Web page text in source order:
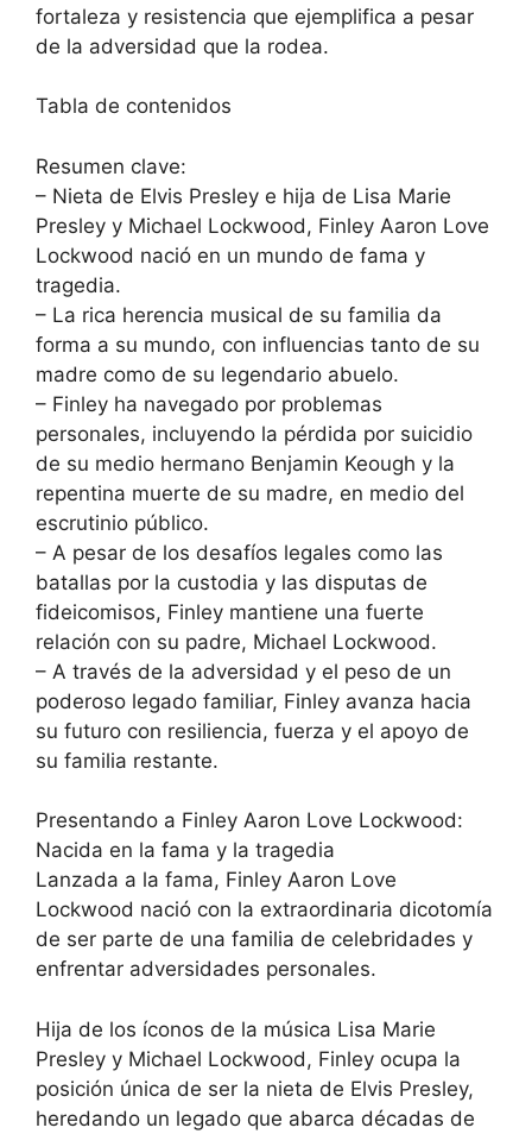
fortaleza y resistencia que ejemplifica a pesar
de la adversidad que la rodea.
Tabla de contenidos
Resumen clave:
– Nieta de Elvis Presley e hija de Lisa Marie
Presley y Michael Lockwood, Finley Aaron Love
Lockwood nació en un mundo de fama y
tragedia.
– La rica herencia musical de su familia da
forma a su mundo, con influencias tanto de su
madre como de su legendario abuelo.
– Finley ha navegado por problemas
personales, incluyendo la pérdida por suicidio
de su medio hermano Benjamin Keough y la
repentina muerte de su madre, en medio del
escrutinio público.
– A pesar de los desafíos legales como las
batallas por la custodia y las disputas de
fideicomisos, Finley mantiene una fuerte
relación con su padre, Michael Lockwood.
– A través de la adversidad y el peso de un
poderoso legado familiar, Finley avanza hacia
su futuro con resiliencia, fuerza y el apoyo de
su familia restante.
Presentando a Finley Aaron Love Lockwood:
Nacida en la fama y la tragedia
Lanzada a la fama, Finley Aaron Love
Lockwood nació con la extraordinaria dicotomía
de ser parte de una familia de celebridades y
enfrentar adversidades personales.
Hija de los íconos de la música Lisa Marie
Presley y Michael Lockwood, Finley ocupa la
posición única de ser la nieta de Elvis Presley,
heredando un legado que abarca décadas de